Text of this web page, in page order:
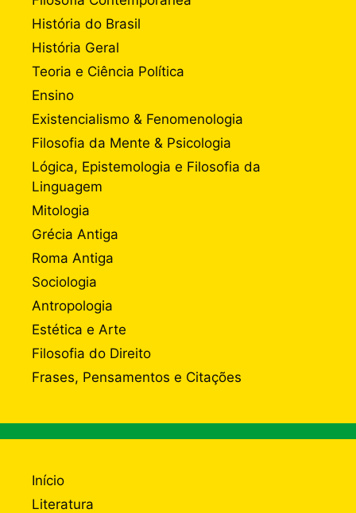
História do Brasil
História Geral
Teoria e Ciência Política
Ensino
Existencialismo & Fenomenologia
Filosofia da Mente & Psicologia
Lógica, Epistemologia e Filosofia da
Linguagem
Mitologia
Grécia Antiga
Roma Antiga
Sociologia
Antropologia
Estética e Arte
Filosofia do Direito
Frases, Pensamentos e Citações
Início
Literatura